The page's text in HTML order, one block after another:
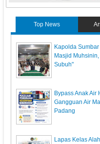
Top News
Kapolda
Masjid
Subuh"
Bypass Anak Air
Gangguan Air
Padang
Lapas Kelas